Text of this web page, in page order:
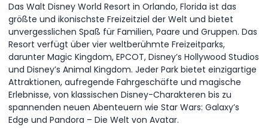
Das Walt Disney World Resort in Orlando, Florida ist das
größte und ikonischste Freizeitziel der Welt und bietet
unvergesslichen Spaß für Familien, Paare und Gruppen. Das
Resort verfügt über vier weltberühmte Freizeitparks,
darunter Magic Kingdom, EPCOT, Disney’s Hollywood Studios
und Disney’s Animal Kingdom. Jeder Park bietet einzigartige
Attraktionen, aufregende Fahrgeschäfte und magische
Erlebnisse, von klassischen Disney-Charakteren bis zu
spannenden neuen Abenteuern wie Star Wars: Galaxy’s
Edge und Pandora – Die Welt von Avatar.